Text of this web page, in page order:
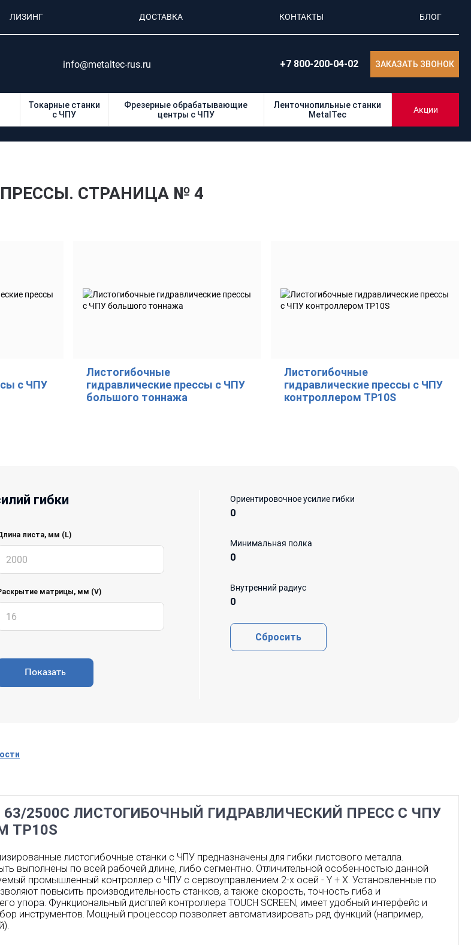
ЛИЗИНГ ДОСТАВКА КОНТАКТЫ БЛОГ
info@metaltec-rus.ru +7 800-200-04-02 ЗАКАЗАТЬ ЗВОНОК
Токарные станки
с ЧПУ
Фрезерные обрабатывающие
центры с ЧПУ
Ленточнопильные станки
MetalTec
Акции
СТРАНИЦА № 4
с ЧПУ
Листогибочные
гидравлические прессы с ЧПУ
большого тоннажа
Листогибочные
гидравлические прессы с ЧПУ
контроллером TP10S
гибки
листа, мм (L)
матрицы, мм (V)
Показать
Ориентировочное усилие гибки
0
Минимальная полка
0
Внутренний радиус
0
Сбросить
63/2500C ЛИСТОГИБОЧНЫЙ ГИДРАВЛИЧЕСКИЙ ПРЕСС С ЧПУ
TP10S
листогибочные станки с ЧПУ предназначены для гибки листового металла.
выполнены по всей рабочей длине, либо сегментно. Отличительной особенностью данной
промышленный контроллер с ЧПУ с сервоуправлением 2-х осей - Y + X. Установленные по
повысить производительность станков, а также скорость, точность гиба и
упора. Функциональный дисплей контроллера TOUCH SCREEN, имеет удобный интерфейс и
инструментов. Мощный процессор позволяет автоматизировать ряд функций (например,